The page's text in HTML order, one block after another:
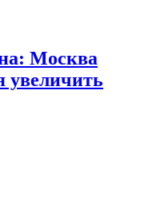
Москва
увеличить